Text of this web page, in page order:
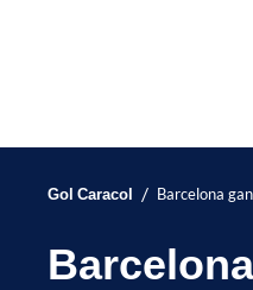
Gol Caracol / Barcelona